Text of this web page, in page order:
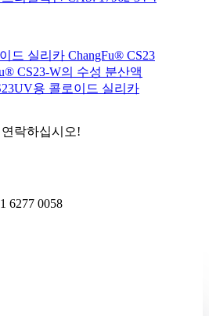
드 실리카 ChangFu® CS23
CS23-W의 수성 분산액
용 콜로이드 실리카
연락하십시오!
6277 0058